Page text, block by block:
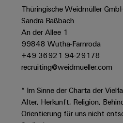
im
Bahnverkehr
Schiffbau
Umfassende
Verbindungslösungen
für
die
Industrie
Wasseraufbereitung
Equipment
Manufacturer
(OEM)
Industrial
Service
Platform
easyConnect
&
Zubehör
Thüringische Weidmüller
Sandra Raßbach
An der Allee 1
99848 Wutha-Farnroda
+49 36921 94-29178
recruiting@weidmueller.com
* Im Sinne der Charta der
Alter, Herkunft, Religion,
Orientierung für uns nicht